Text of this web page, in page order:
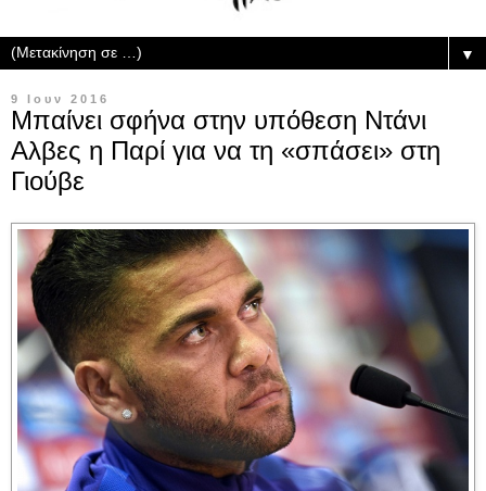
▼
9 Ιουν 2016
Μπαίνει σφήνα στην υπόθεση Ντάνι
Αλβες η Παρί για να τη «σπάσει» στη
Γιούβε